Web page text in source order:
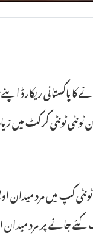
سکور کرنے کے ساتھ ساتھ ایک